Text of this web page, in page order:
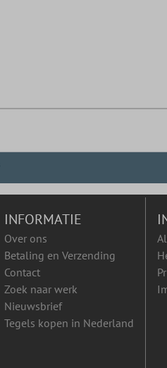
INFORMATIE
Over ons
Betaling en Verzending
Contact
Zoek naar werk
Nieuwsbrief
Tegels kopen in Nederland